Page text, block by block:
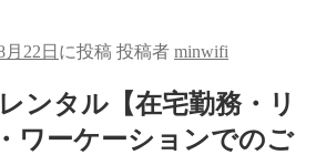
月22日 に投稿 投稿者 minwifi
ンタル【在宅勤務・リ
ワーケーションでのご